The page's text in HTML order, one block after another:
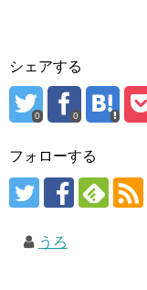
シェアする
0 0
フォローする
うろ